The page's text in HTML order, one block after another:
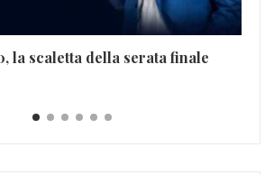
la scaletta della serata finale